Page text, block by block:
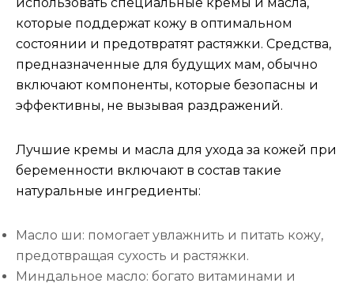
которые поддержат кожу в оптимальном
состоянии и предотвратят растяжки. Средства,
предназначенные для будущих мам, обычно
включают компоненты, которые безопасны и
эффективны, не вызывая раздражений.
Лучшие кремы и масла для ухода за кожей при
беременности включают в состав такие
натуральные ингредиенты:
Масло ши: помогает увлажнить и питать кожу,
предотвращая сухость и растяжки.
Миндальное масло: богато витаминами и